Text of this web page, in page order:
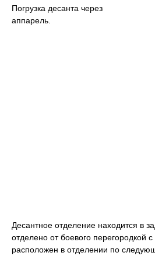
Погрузка десанта через
аппарель.
Десантное отделение находится в
отделено от боевого перегородкой
расположен в отделении по